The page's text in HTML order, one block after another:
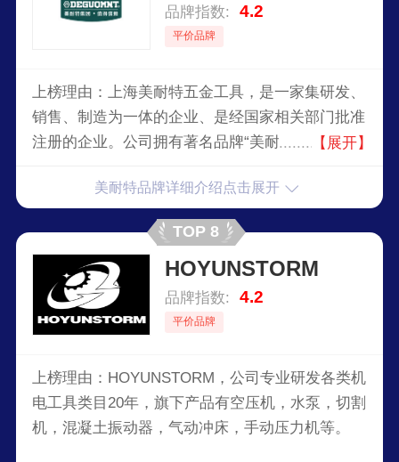
品牌指数: 4.2
平价品牌
上榜理由：上海美耐特五金工具，是一家集研发、
销售、制造为一体的企业、是经国家相关部门批准
注册的企业。公司拥有著名品牌“美耐特”主要以电
多个领域，后来主要以对外生产加工为主，产品畅
销欧美市场及亚洲部分国家和地区。
【展开】
美耐特品牌详细介绍点击展开
TOP 8
HOYUNSTORM
品牌指数: 4.2
平价品牌
上榜理由：HOYUNSTORM，公司专业研发各类机
电工具类目20年，旗下产品有空压机，水泵，切割
机，混凝土振动器，气动冲床，手动压力机等。